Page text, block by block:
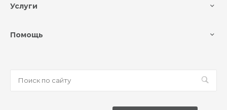
Услуги
Помощь